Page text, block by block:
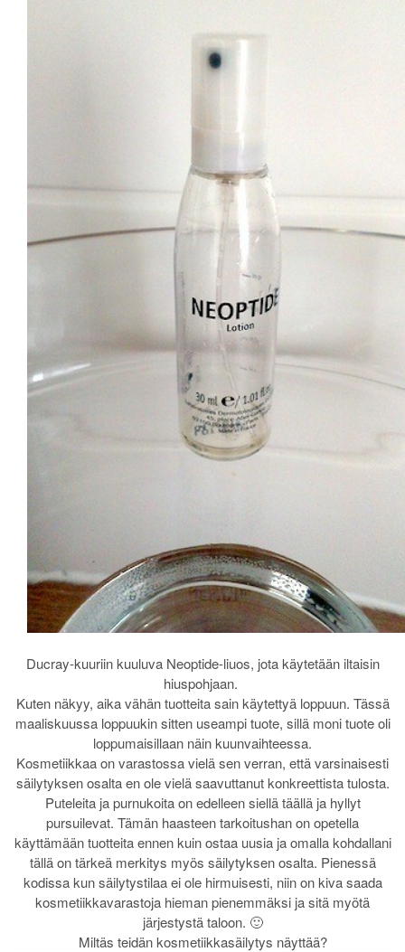
Ducray-kuuriin kuuluva Neoptide-liuos, jota käytetään iltaisin
hiuspohjaan.
Kuten näkyy, aika vähän tuotteita sain käytettyä loppuun. Tässä
maaliskuussa loppuukin sitten useampi tuote, sillä moni tuote oli
loppumaisillaan näin kuunvaihteessa.
Kosmetiikkaa on varastossa vielä sen verran, että varsinaisesti
säilytyksen osalta en ole vielä saavuttanut konkreettista tulosta.
Puteleita ja purnukoita on edelleen siellä täällä ja hyllyt
pursuilevat. Tämän haasteen tarkoitushan on opetella
käyttämään tuotteita ennen kuin ostaa uusia ja omalla kohdallani
tällä on tärkeä merkitys myös säilytyksen osalta. Pienessä
kodissa kun säilytystilaa ei ole hirmuisesti, niin on kiva saada
kosmetiikkavarastoja hieman pienemmäksi ja sitä myötä
järjestystä taloon. 🙂
Miltäs teidän kosmetiikkasäilytys näyttää?